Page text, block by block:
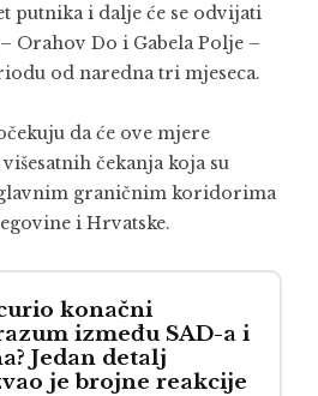
putnika i dalje će se odvijati
Orahov Do i Gabela Polje –
od naredna tri mjeseca.
da će ove mjere
čekanja koja su
graničnim koridorima
i Hrvatske.
konačni
između SAD-a i
Jedan detalj
je brojne reakcije